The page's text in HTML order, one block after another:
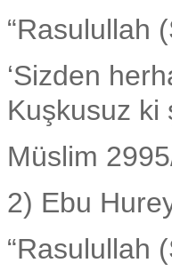
“Rasulullah
‘Sizden
Kuşkusuz ki
Müslim
2) Ebu
“Rasulullah